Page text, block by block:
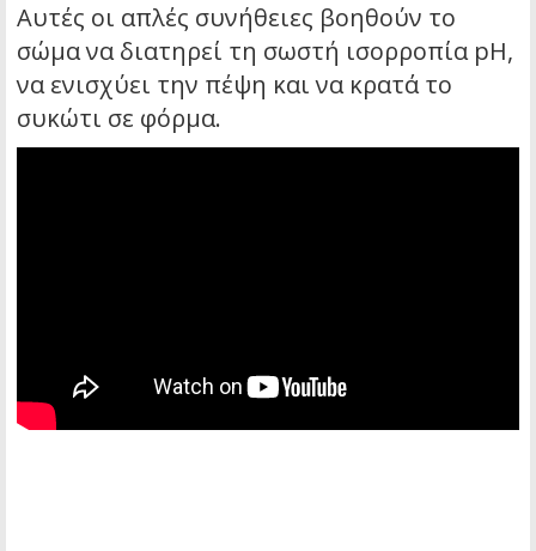
Αυτές οι απλές συνήθειες βοηθούν το
σώμα να διατηρεί τη σωστή ισορροπία pH,
να ενισχύει την πέψη και να κρατά το
συκώτι σε φόρμα.